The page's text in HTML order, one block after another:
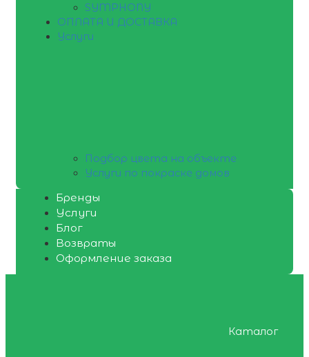
SYMPHONY
ОПЛАТА И ДОСТАВКА
Услуги
Подбор цвета на объекте
Услуги по покраске домов
Бренды
Услуги
Блог
Возвраты
Оформление заказа
Каталог